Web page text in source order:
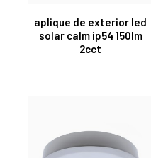
aplique de exterior led
solar calm ip54 150lm
2cct